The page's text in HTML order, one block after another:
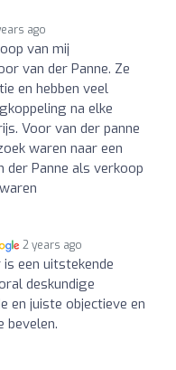
ago
van mij
van der Panne. Ze
en hebben veel
na elke
Voor van der panne
waren naar een
der Panne als verkoop
2 years ago
is een uitstekende
deskundige
en juiste objectieve en
bevelen.